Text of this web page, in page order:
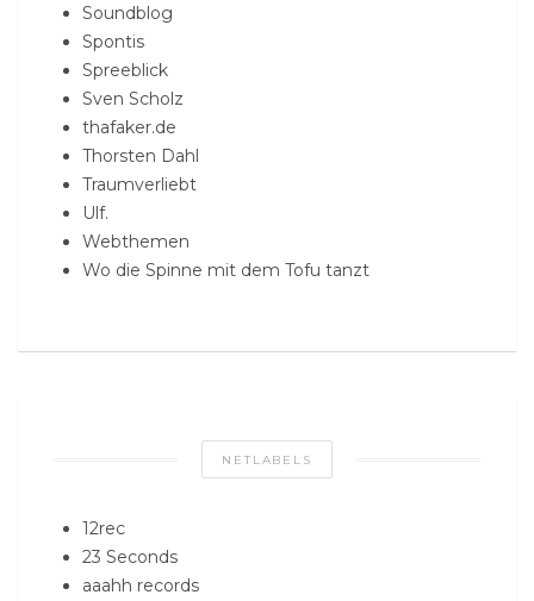
Soundblog
Spontis
Spreeblick
Sven Scholz
thafaker.de
Thorsten Dahl
Traumverliebt
Ulf.
Webthemen
Wo die Spinne mit dem Tofu tanzt
NETLABELS
12rec
23 Seconds
aaahh records